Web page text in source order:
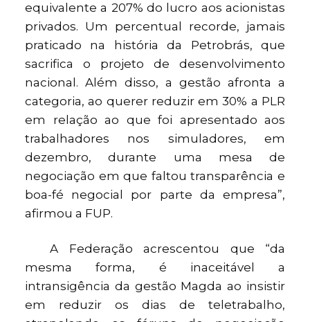
equivalente a 207% do lucro aos acionistas
privados. Um percentual recorde, jamais
praticado na história da Petrobrás, que
sacrifica o projeto de desenvolvimento
nacional. Além disso, a gestão afronta a
categoria, ao querer reduzir em 30% a PLR
em relação ao que foi apresentado aos
trabalhadores nos simuladores, em
dezembro, durante uma mesa de
negociação em que faltou transparência e
boa-fé negocial por parte da empresa”,
afirmou a FUP.
A Federação acrescentou que “da
mesma forma, é inaceitável a
intransigência da gestão Magda ao insistir
em reduzir os dias de teletrabalho,